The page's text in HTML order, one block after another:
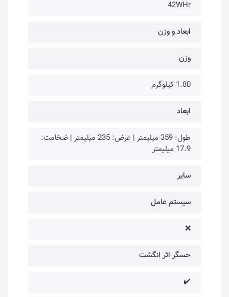
42WHr
ابعاد و وزن
وزن
1.80 کیلوگرم
ابعاد
طول: 359 میلیمتر | عرض: 235 میلیمتر | ضخامت:
17.9 میلیمتر
سایر
سیستم عامل
❌
حسگر اثر انگشت
✔️